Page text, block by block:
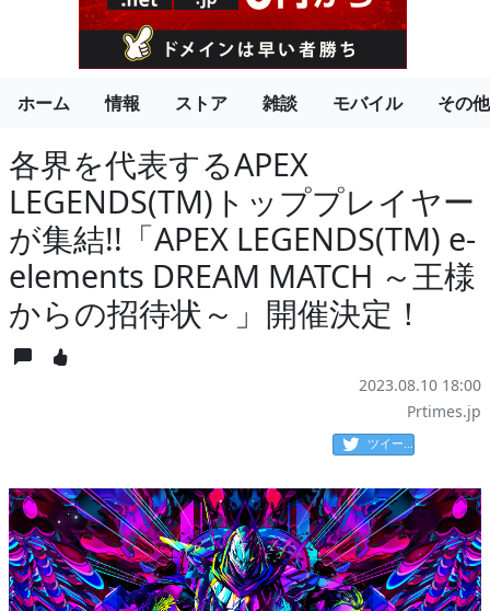
ホーム 情報 ストア 雑談 モバイル その他
各界を代表するAPEX
LEGENDS(TM)トッププレイヤー
が集結!!「APEX LEGENDS(TM) e-
elements DREAM MATCH ～王様
からの招待状～」開催決定！
2023.08.10 18:00
Prtimes.jp
ツイート